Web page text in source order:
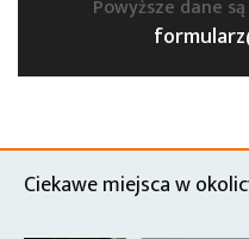
Powyższe dane
Ciekawe miejsca w